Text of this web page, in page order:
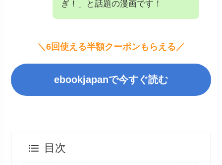
ぎ！」と話題の漫画です！
＼6回使える半額クーポンもらえる／
ebookjapanで今すぐ読む
目次